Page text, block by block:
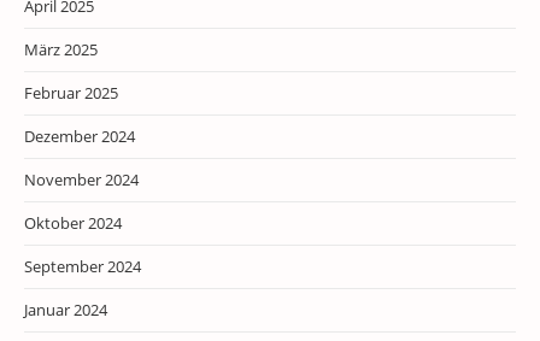
April 2025
März 2025
Februar 2025
Dezember 2024
November 2024
Oktober 2024
September 2024
Januar 2024